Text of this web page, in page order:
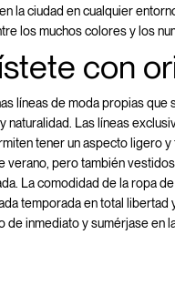
la ciudad en cualquier
los muchos colores y los
con
líneas de moda propias que
naturalidad. Las líneas
tener un aspecto ligero
verano, pero también
La comodidad de la ropa
temporada en total libertad
de inmediato y sumérjase en